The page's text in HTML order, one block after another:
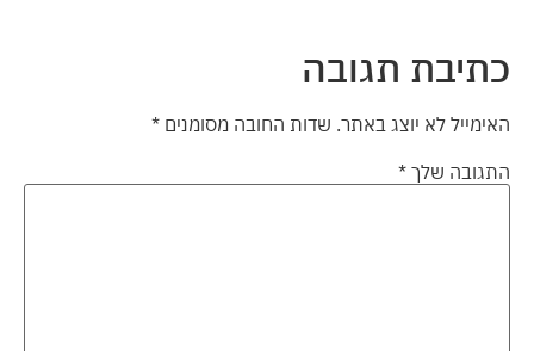
כתיבת תגובה
האימייל לא יוצג באתר. שדות החובה מסומנים *
התגובה שלך *